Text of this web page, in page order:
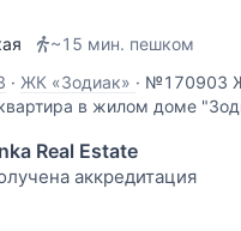
~15 мин. пешком
· ЖК «Зодиак» · №170903
в жилом доме
решение: просторная
утеплённую лоджию, пять
комната, три
Real Estate
аккредитация